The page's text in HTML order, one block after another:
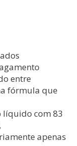
entre
fórmula que
líquido com 83
apenas